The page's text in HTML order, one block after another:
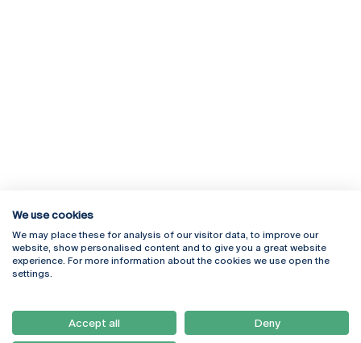
Rua Diogo Botelho 1327
4169-005 Porto
+351 226 196 240
Campus Online
Webmail
Como Chegar
Newsletter
We use cookies
We may place these for analysis of our visitor data, to improve our
website, show personalised content and to give you a great website
experience. For more information about the cookies we use open the
settings.
Accept all Deny